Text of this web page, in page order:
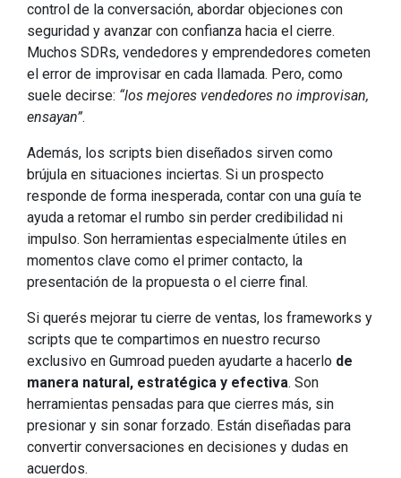
control de la conversación, abordar objeciones con
seguridad y avanzar con confianza hacia el cierre.
Muchos SDRs, vendedores y emprendedores cometen
el error de improvisar en cada llamada. Pero, como
suele decirse: “los mejores vendedores no improvisan,
ensayan”.
Además, los scripts bien diseñados sirven como
brújula en situaciones inciertas. Si un prospecto
responde de forma inesperada, contar con una guía te
ayuda a retomar el rumbo sin perder credibilidad ni
impulso. Son herramientas especialmente útiles en
momentos clave como el primer contacto, la
presentación de la propuesta o el cierre final.
Si querés mejorar tu cierre de ventas, los frameworks y
scripts que te compartimos en nuestro recurso
exclusivo en Gumroad pueden ayudarte a hacerlo de
manera natural, estratégica y efectiva. Son
herramientas pensadas para que cierres más, sin
presionar y sin sonar forzado. Están diseñadas para
convertir conversaciones en decisiones y dudas en
acuerdos.